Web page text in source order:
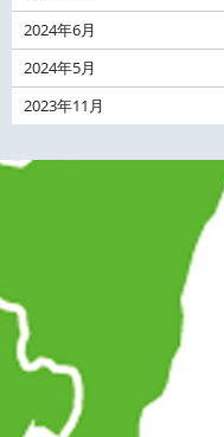
2024年6月
2024年5月
2023年11月